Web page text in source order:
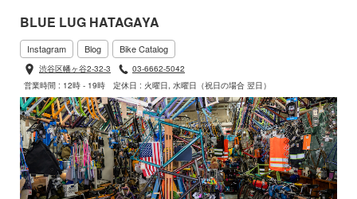
BLUE LUG HATAGAYA
Instagram Blog Bike Catalog
渋谷区幡ヶ谷2-32-3
03-6662-5042
営業時間 : 12時 - 19時
定休日 : 火曜日, 水曜日（祝日の場合 翌日）